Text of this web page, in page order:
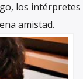
los intérpretes
amistad.